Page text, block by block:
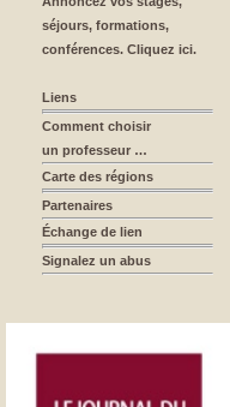
séjours, formations,
conférences. Cliquez ici.
Liens
Comment choisir
un professeur …
Carte des régions
Partenaires
Échange de lien
Signalez un abus